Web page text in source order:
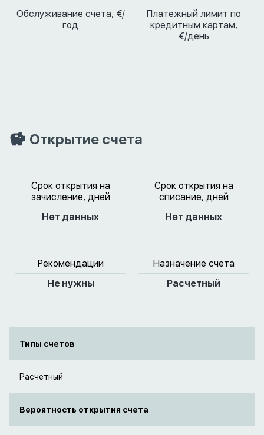
Обслуживание счета, €/
год
Платежный лимит по
кредитным картам,
€/день
Открытие счета
Срок открытия на
зачисление, дней
Нет данных
Срок открытия на
списание, дней
Нет данных
Рекомендации
Не нужны
Назначение счета
Расчетный
Типы счетов
Расчетный
Вероятность открытия счета